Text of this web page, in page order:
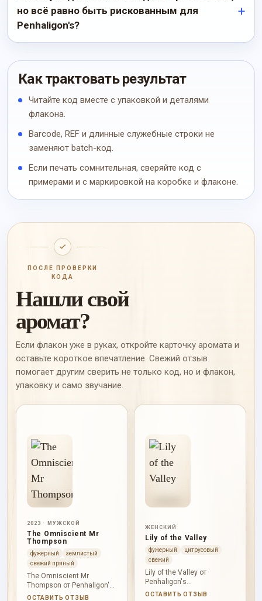
но всё равно быть рискованным для
Penhaligon's?
Как трактовать результат
Читайте код вместе с упаковкой и деталями
флакона.
Barcode, REF и длинные служебные строки не
заменяют batch-код.
Если печать сомнительная, сверяйте код с
примерами и с маркировкой на коробке и флаконе.
ПОСЛЕ ПРОВЕРКИ
КОДА
Нашли свой
аромат?
Если флакон уже в руках, откройте карточку аромата и
оставьте короткое впечатление. Свежий отзыв
помогает другим сверить не только код, но и флакон,
упаковку и само звучание.
2023 · МУЖСКОЙ
The Omniscient Mr
Thompson
фужерный
землистый
свежий пряный
The Omniscient Mr
Thompson от Penhaligon's
2023 года раскрывается
ОСТАВИТЬ ОТЗЫВ
ЖЕНСКИЙ
Lily of the Valley
фужерный
цитрусовый
свежий
Lily of the Valley от
Penhaligon's
раскрывается через
ОСТАВИТЬ ОТЗЫВ